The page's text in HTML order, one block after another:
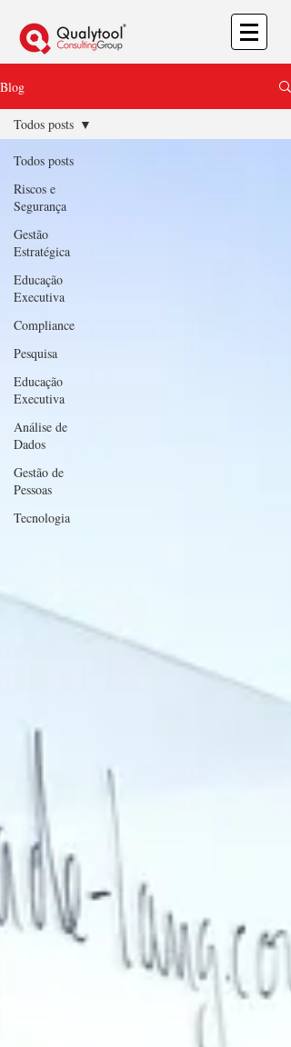
Blog
Todos posts
Riscos e
Segurança
Gestão
Estratégica
Educação
Executiva
Compliance
Pesquisa
Educação
Executiva
Análise de
Dados
Gestão de
Pessoas
Tecnologia
Todos posts